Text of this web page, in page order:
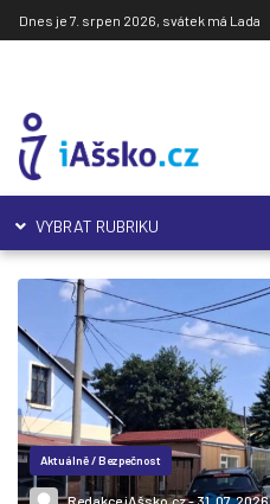
Dnes je 7. srpen 2026, svátek má Lada
VYBRAT RUBRIKU
Aktuálně/Bezpečnost
Redakce iAšsko.cz- 31. 07. 2026